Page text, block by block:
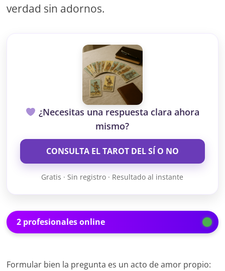
verdad sin adornos.
¿Necesitas una respuesta clara ahora
mismo?
CONSULTA EL TAROT DEL SÍ O NO
Gratis · Sin registro · Resultado al instante
2 profesionales online
Formular bien la pregunta es un acto de amor propio: